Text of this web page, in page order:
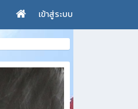
เข้าสู่ระบบ